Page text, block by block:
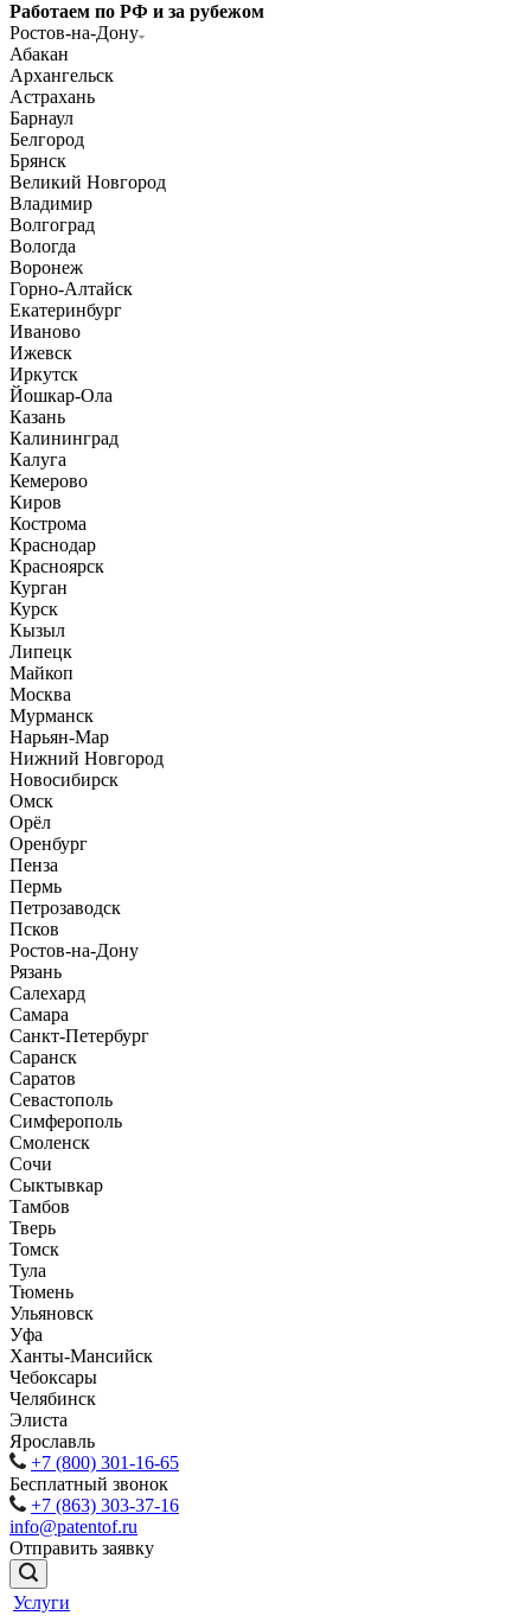
Работаем по РФ и за рубежом
Ростов-на-Дону
Абакан
Архангельск
Астрахань
Барнаул
Белгород
Брянск
Великий Новгород
Владимир
Волгоград
Вологда
Воронеж
Горно-Алтайск
Екатеринбург
Иваново
Ижевск
Иркутск
Йошкар-Ола
Казань
Калининград
Калуга
Кемерово
Киров
Кострома
Краснодар
Красноярск
Курган
Курск
Кызыл
Липецк
Майкоп
Москва
Мурманск
Нарьян-Мар
Нижний Новгород
Новосибирск
Омск
Орёл
Оренбург
Пенза
Пермь
Петрозаводск
Псков
Ростов-на-Дону
Рязань
Салехард
Самара
Санкт-Петербург
Саранск
Саратов
Севастополь
Симферополь
Смоленск
Сочи
Сыктывкар
Тамбов
Тверь
Томск
Тула
Тюмень
Ульяновск
Уфа
Ханты-Мансийск
Чебоксары
Челябинск
Элиста
Ярославль
+7 (800) 301-16-65
Бесплатный звонок
+7 (863) 303-37-16
info@patentof.ru
Отправить заявку
Услуги